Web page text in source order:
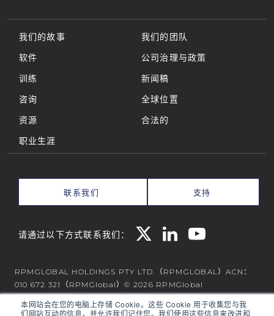
本网站会在您的电脑上存储 Cookie。这些 Cookie 用于收集您与我
们网站互动的信息，并允许我们记住您。我们使用这些信息来改进和
我们的故事
软件
训练
咨询
资源
职业生涯
我们的团队
公司治理与政策
新闻稿
全球位置
合法的
联系我们 支持
请通过以下方式联系我们：
RPMGLOBAL HOLDINGS PTY LTD.（RPMGLOBAL）ACN：
010 672 321（RPMGlobal）© 2026 RPMGlobal
RPM隐私政策